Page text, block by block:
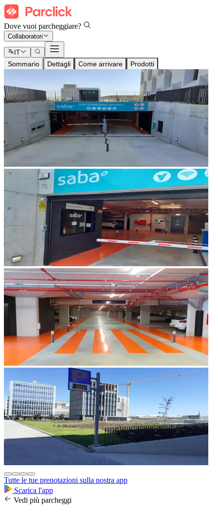
Dove vuoi parcheggiare?
Collaboratori
IT
Sommario Dettagli Come arrivare Prodotti
Tutte le tue prenotazioni sulla nostra app
Scarica l'app
Vedi più parcheggi